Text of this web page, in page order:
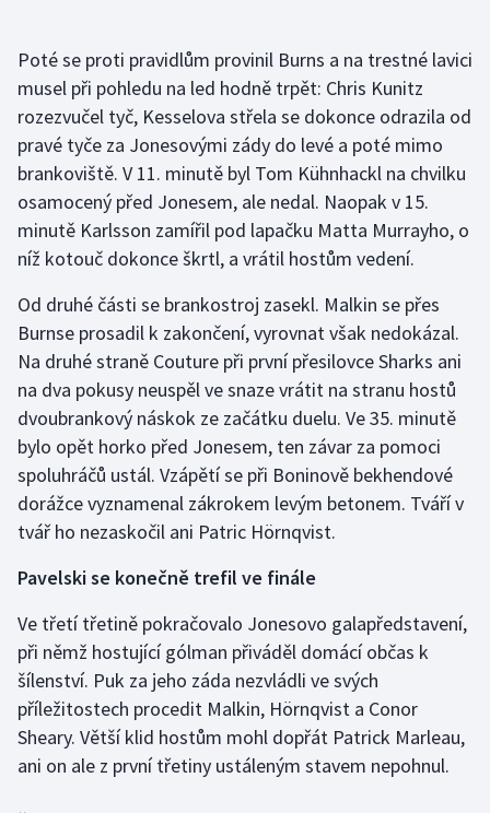
Ragby
Rychlobruslení
Rychlostní kanoistika
Short track
Stolní tenis
Triatlon
Veslování
Vodní slalom
Poté se proti pravidlům provinil Burns a na trestné lavici
musel při pohledu na led hodně trpět: Chris Kunitz
rozezvučel tyč, Kesselova střela se dokonce odrazila od
pravé tyče za Jonesovými zády do levé a poté mimo
brankoviště. V 11. minutě byl Tom Kühnhackl na chvilku
osamocený před Jonesem, ale nedal. Naopak v 15.
minutě Karlsson zamířil pod lapačku Matta Murrayho, o
níž kotouč dokonce škrtl, a vrátil hostům vedení.
Od druhé části se brankostroj zasekl. Malkin se přes
Burnse prosadil k zakončení, vyrovnat však nedokázal.
Na druhé straně Couture při první přesilovce Sharks ani
na dva pokusy neuspěl ve snaze vrátit na stranu hostů
dvoubrankový náskok ze začátku duelu. Ve 35. minutě
bylo opět horko před Jonesem, ten závar za pomoci
spoluhráčů ustál. Vzápětí se při Boninově bekhendové
dorážce vyznamenal zákrokem levým betonem. Tváří v
tvář ho nezaskočil ani Patric Hörnqvist.
Pavelski se konečně trefil ve finále
Ve třetí třetině pokračovalo Jonesovo galapředstavení,
při němž hostující gólman přiváděl domácí občas k
šílenství. Puk za jeho záda nezvládli ve svých
příležitostech procedit Malkin, Hörnqvist a Conor
Sheary. Větší klid hostům mohl dopřát Patrick Marleau,
ani on ale z první třetiny ustáleným stavem nepohnul.